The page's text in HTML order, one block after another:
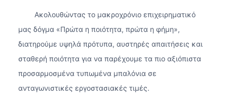
Ακολουθώντας το μακροχρόνιο επιχειρηματικό
μας δόγμα «Πρώτα η ποιότητα, πρώτα η φήμη»,
διατηρούμε υψηλά πρότυπα, αυστηρές απαιτήσεις και
σταθερή ποιότητα για να παρέχουμε τα πιο αξιόπιστα
προσαρμοσμένα τυπωμένα μπαλόνια σε
ανταγωνιστικές εργοστασιακές τιμές.